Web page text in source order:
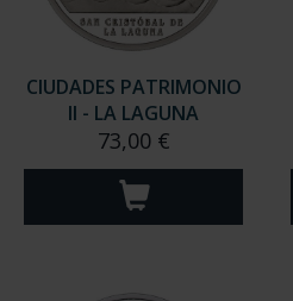
CIUDADES PATRIMONIO
II - LA LAGUNA
73,00 €